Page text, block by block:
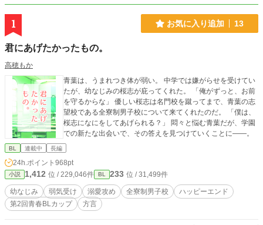
1 お気に入り追加 13
君にあげたかったもの。
高穂もか
青葉は、うまれつき体が弱い。 中学では嫌がらせを受けてい
たが、幼なじみの桜志が庇ってくれた。 「俺がずっと、お前
を守るからな」 優しい桜志は名門校を蹴ってまで、青葉の志
望校である全寮制男子校について来てくれたのだ。 「僕は、
桜志になにをしてあげられる？」 悶々と悩む青葉だが、学園
での新たな出会いで、その答えを見つけていくことに――。
BL 連載中 長編
24h.ポイント 968pt
小説 1,412 位 / 229,046件 BL 233 位 / 31,499件
幼なじみ 弱気受け 溺愛攻め 全寮制男子校
ハッピーエンド
第2回青春BLカップ
方言